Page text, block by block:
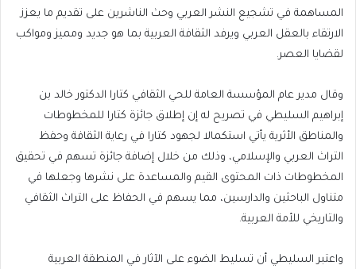
المساهمة في تشجيع النشر العربي وحث الناشرين على تقديم ما يعزز
الارتقاء بالعقل العربي ويرفد الثقافة العربية بما هو جديد ومميز ومواكب
لقضايا العصر.
وقال مدير عام المؤسسة العامة للحي الثقافي كتارا الدكتور خالد بن
إبراهيم السليطي في تصريح له إن إطلاق جائزة كتارا للمخطوطات
والمناطق الأثرية يأتي استكمالا لجهود كتارا في رعاية الثقافة وحفظ
التراث العربي والإسلامي، وذلك من خلال إضافة جائزة تسهم في تحقيق
المخطوطات ذات المحتوى القيم والمساعدة على نشرها وجعلها في
متناول الباحثين والدارسين، مما يسهم في الحفاظ على التراث الثقافي
والتاريخي للأمة العربية.
واعتبر السليطي أن تسليط الضوء على الآثار في المنطقة العربية